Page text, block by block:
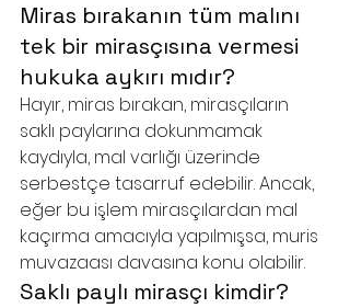
Miras bırakanın tüm malını
tek bir mirasçısına vermesi
hukuka aykırı mıdır?
Hayır, miras bırakan, mirasçıların
saklı paylarına dokunmamak
kaydıyla, mal varlığı üzerinde
serbestçe tasarruf edebilir. Ancak,
eğer bu işlem mirasçılardan mal
kaçırma amacıyla yapılmışsa, muris
muvazaası davasına konu olabilir.
Saklı paylı mirasçı kimdir?